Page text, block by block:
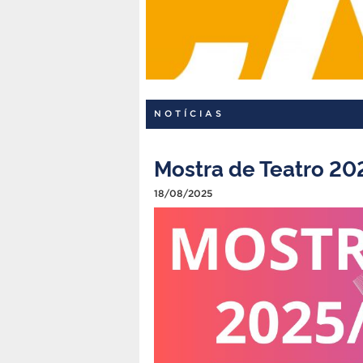
NOTÍCIAS
Mostra de Teatro
18/08/2025